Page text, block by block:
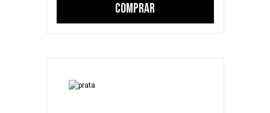
COMPRAR